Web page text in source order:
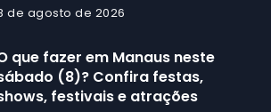
de agosto de 2026
que fazer em Manaus neste
(8)? Confira festas,
festivais e atrações